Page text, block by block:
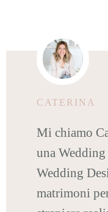
CATERINA
Mi chiamo
una
Wedding
matrimoni